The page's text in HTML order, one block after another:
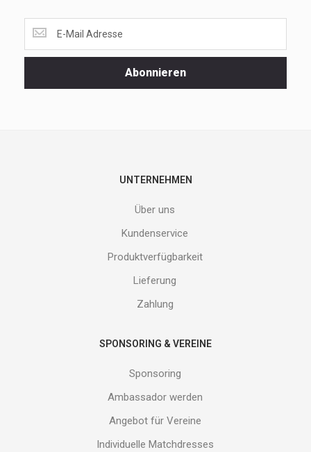
dir
unsere
Abonnieren
UNTERNEHMEN
Über uns
Kundenservice
Produktverfügbarkeit
Lieferung
Zahlung
SPONSORING & VEREINE
Sponsoring
Ambassador werden
Angebot für Vereine
Individuelle Matchdresses